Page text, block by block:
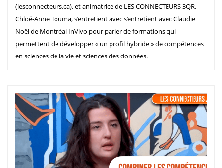
(lesconnecteurs.ca), et animatrice de LES CONNECTEURS 3QR,
Chloé-Anne Touma, s’entretient avec s’entretient avec Claudie
Noël de Montréal InVivo pour parler de formations qui
permettent de développer « un profil hybride » de compétences
en sciences de la vie et sciences des données.